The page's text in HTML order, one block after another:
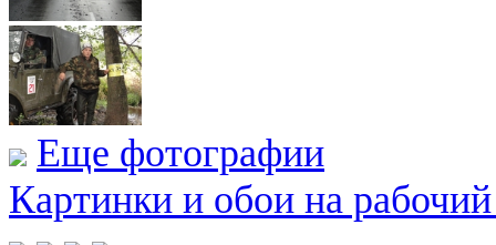
Еще фотографии
Картинки и обои на